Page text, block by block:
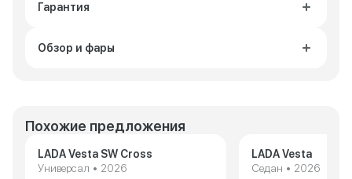
Гарантия
Обзор и фары
Похожие предложения
LADA Vesta SW Cross
Универсал • 2026
LADA Vesta
Седан • 2026